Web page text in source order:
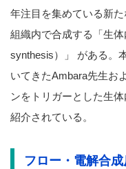
年注目を集めている新
組織内で合成する「生
synthesis）」 がある。
いてきたAmbara先生お
ンをトリガーとした生
紹介されている。
フロー・電解合